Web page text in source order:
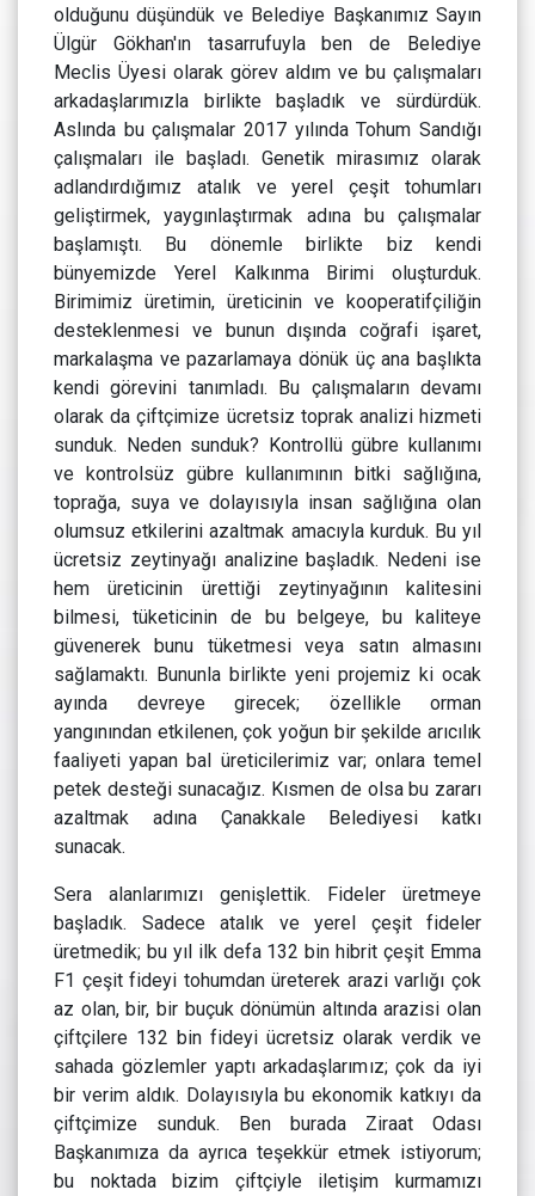
olduğunu düşündük ve Belediye Başkanımız Sayın
Ülgür Gökhan'ın tasarrufuyla ben de Belediye
Meclis Üyesi olarak görev aldım ve bu çalışmaları
arkadaşlarımızla birlikte başladık ve sürdürdük.
Aslında bu çalışmalar 2017 yılında Tohum Sandığı
çalışmaları ile başladı. Genetik mirasımız olarak
adlandırdığımız atalık ve yerel çeşit tohumları
geliştirmek, yaygınlaştırmak adına bu çalışmalar
başlamıştı. Bu dönemle birlikte biz kendi
bünyemizde Yerel Kalkınma Birimi oluşturduk.
Birimimiz üretimin, üreticinin ve kooperatifçiliğin
desteklenmesi ve bunun dışında coğrafi işaret,
markalaşma ve pazarlamaya dönük üç ana başlıkta
kendi görevini tanımladı. Bu çalışmaların devamı
olarak da çiftçimize ücretsiz toprak analizi hizmeti
sunduk. Neden sunduk? Kontrollü gübre kullanımı
ve kontrolsüz gübre kullanımının bitki sağlığına,
toprağa, suya ve dolayısıyla insan sağlığına olan
olumsuz etkilerini azaltmak amacıyla kurduk. Bu yıl
ücretsiz zeytinyağı analizine başladık. Nedeni ise
hem üreticinin ürettiği zeytinyağının kalitesini
bilmesi, tüketicinin de bu belgeye, bu kaliteye
güvenerek bunu tüketmesi veya satın almasını
sağlamaktı. Bununla birlikte yeni projemiz ki ocak
ayında devreye girecek; özellikle orman
yangınından etkilenen, çok yoğun bir şekilde arıcılık
faaliyeti yapan bal üreticilerimiz var; onlara temel
petek desteği sunacağız. Kısmen de olsa bu zararı
azaltmak adına Çanakkale Belediyesi katkı
sunacak.
Sera alanlarımızı genişlettik. Fideler üretmeye
başladık. Sadece atalık ve yerel çeşit fideler
üretmedik; bu yıl ilk defa 132 bin hibrit çeşit Emma
F1 çeşit fideyi tohumdan üreterek arazi varlığı çok
az olan, bir, bir buçuk dönümün altında arazisi olan
çiftçilere 132 bin fideyi ücretsiz olarak verdik ve
sahada gözlemler yaptı arkadaşlarımız; çok da iyi
bir verim aldık. Dolayısıyla bu ekonomik katkıyı da
çiftçimize sunduk. Ben burada Ziraat Odası
Başkanımıza da ayrıca teşekkür etmek istiyorum;
bu noktada bizim çiftçiyle iletişim kurmamızı